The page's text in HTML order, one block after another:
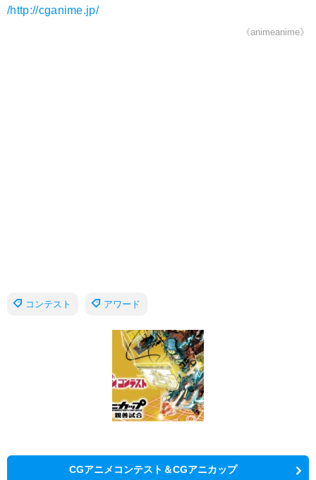
/http://cganime.jp/
《animeanime》
コンテスト アワード
CGアニメコンテスト＆CGアニカップ